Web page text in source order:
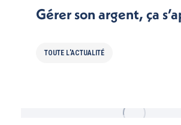
Gérer son argent, ça
TOUTE L'ACTUALITÉ